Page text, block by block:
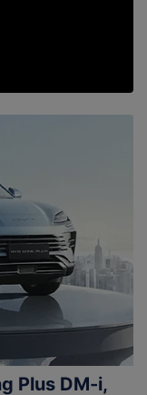
Plus DM-i,